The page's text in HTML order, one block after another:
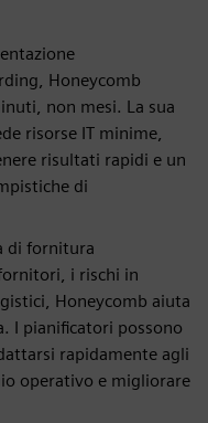
Honeycomb
non mesi. La sua
risorse IT minime,
risultati rapidi e un
di
di fornitura
i rischi in
Honeycomb aiuta
I pianificatori possono
rapidamente agli
operativo e migliorare